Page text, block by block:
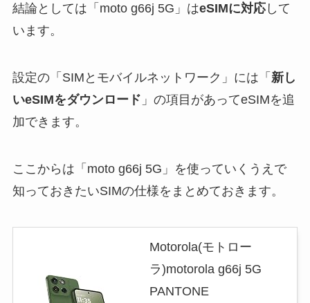
結論としては「moto g66j 5G」はeSIMに対応して
います。
設定の「SIMとモバイルネットワーク」には「 新し
いeSIMをダウンロード 」の項目があってeSIMを追
加できます。
ここからは「moto g66j 5G」を使っていくうえで
知っておきたいSIMの仕様をまとめておきます。
Motorola(モトロー
ラ)motorola g66j 5G
PANTONE